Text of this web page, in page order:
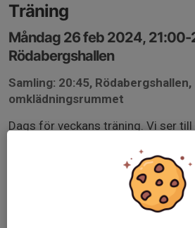
Träning
Måndag 26 feb 2024,
Rödabergshallen
Samling: 20:45, Rödabergshallen,
omklädningsrummet
Dags för veckans träning. Vi ser
Svara på kallelsen innan söndag,
att kallelsen är stängd meddelar ni